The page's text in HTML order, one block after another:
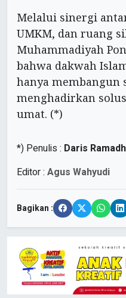
Melalui sinergi
UMKM, dan ruang
Muhammadiyah
bahwa dakwah
hanya
menghadirkan
umat. (*)
*) Penulis : Daris
Editor : Agus Wahyudi
Bagikan :